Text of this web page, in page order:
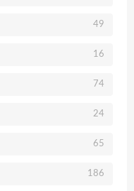
49
16
74
24
65
186